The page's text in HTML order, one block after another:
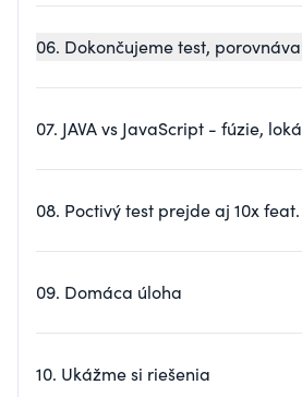
06. Dokončujeme test,
07. JAVA vs JavaScript - fúzie,
08. Poctivý test prejde aj 10x feat.
09. Domáca úloha
10. Ukážme si riešenia